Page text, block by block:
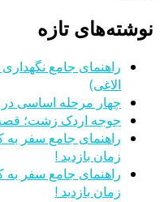
نوشته‌های تازه
راهنمای جامع
الاغی)
چهار مرحله اساسی در
جوجه اردک زشت؛
راهنمای جامع سفر به
زمان بازدید !
راهنمای جامع سفر به
زمان بازدید !